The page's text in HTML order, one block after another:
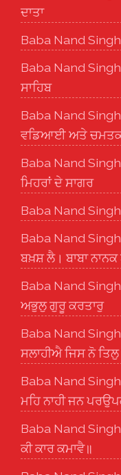
ਦਾਤਾ
Baba Nand
Baba Nand
ਸਾਹਿਬ
Baba Nand Singh
ਵਡਿਆਈ ਅਤੇ
Baba Nand
ਮਿਹਰਾਂ ਦੇ ਸਾਗਰ
Baba Nand
Baba Nand
ਬਖ਼ਸ਼ ਲੈ। ਬਾਬਾ
Baba Nand
ਅਭੁਲੁ ਗੁਰੂ ਕਰਤਾਰੁ
Baba Nand
ਸਲਾਹੀਐ ਜਿਸ ਨੋ
Baba Nand
ਮਹਿ ਨਾਹੀ ਜਨ
Baba Nand
ਕੀ ਕਾਰ ਕਮਾਵੈ॥